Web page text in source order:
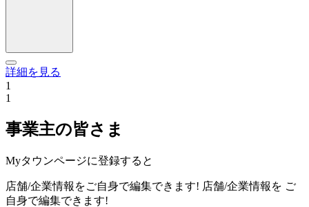
詳細を見る
1
1
事業主の皆さま
Myタウンページに登録すると
店舗/企業情報をご自身で編集できます! 店舗/企業情報を ご
自身で編集できます!